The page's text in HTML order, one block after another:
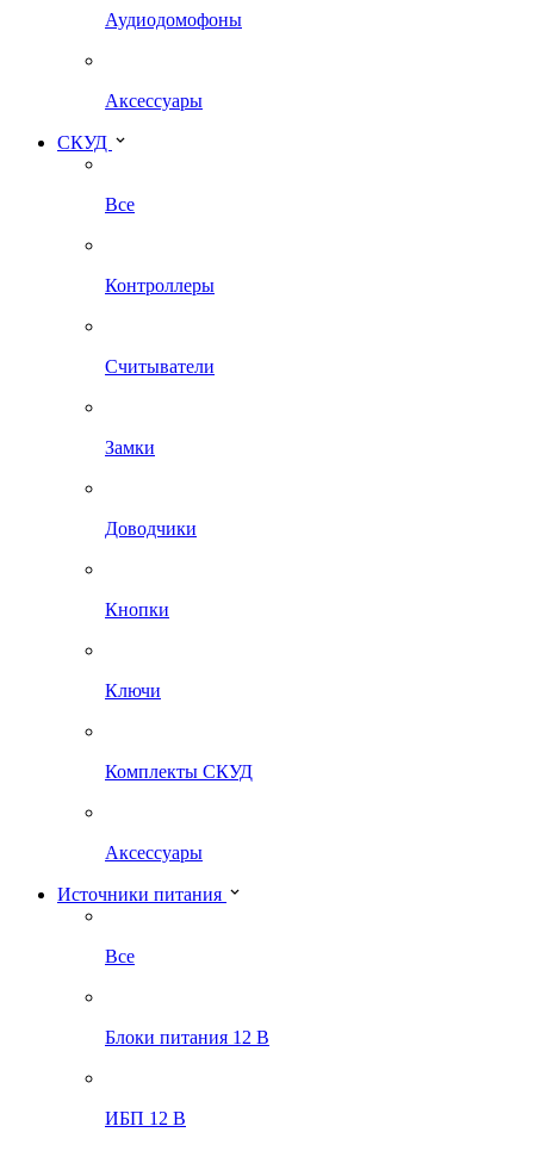
Аудиодомофоны
Аксессуары
СКУД
Все
Контроллеры
Считыватели
Замки
Доводчики
Кнопки
Ключи
Комплекты СКУД
Аксессуары
Источники питания
Все
Блоки питания 12 В
ИБП 12 В